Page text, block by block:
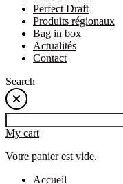
Perfect Draft
Produits régionaux
Bag in box
Actualités
Contact
Search
My cart
Votre panier est vide.
Accueil